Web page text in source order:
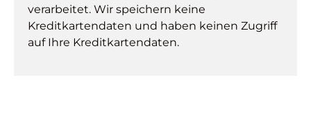
verarbeitet. Wir speichern keine
Kreditkartendaten und haben keinen Zugriff
auf Ihre Kreditkartendaten.